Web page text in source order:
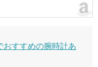
おすすめの腕時計あ